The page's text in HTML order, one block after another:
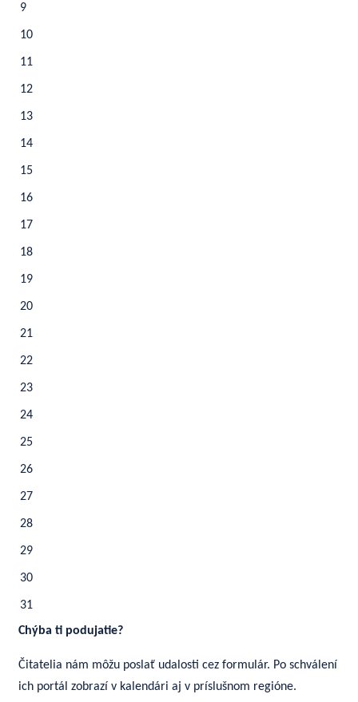
9
10
11
12
13
14
15
16
17
18
19
20
21
22
23
24
25
26
27
28
29
30
31
Chýba ti podujatie?
Čitatelia nám môžu poslať udalosti cez formulár. Po schválení
ich portál zobrazí v kalendári aj v príslušnom regióne.